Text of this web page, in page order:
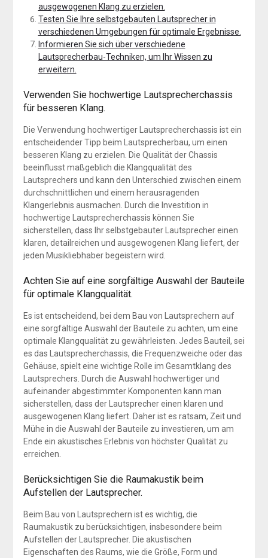
ausgewogenen Klang zu erzielen.
Testen Sie Ihre selbstgebauten Lautsprecher in
verschiedenen Umgebungen für optimale Ergebnisse.
Informieren Sie sich über verschiedene
Lautsprecherbau-Techniken, um Ihr Wissen zu
erweitern.
Verwenden Sie hochwertige Lautsprecherchassis
für besseren Klang.
Die Verwendung hochwertiger Lautsprecherchassis ist ein
entscheidender Tipp beim Lautsprecherbau, um einen
besseren Klang zu erzielen. Die Qualität der Chassis
beeinflusst maßgeblich die Klangqualität des
Lautsprechers und kann den Unterschied zwischen einem
durchschnittlichen und einem herausragenden
Klangerlebnis ausmachen. Durch die Investition in
hochwertige Lautsprecherchassis können Sie
sicherstellen, dass Ihr selbstgebauter Lautsprecher einen
klaren, detailreichen und ausgewogenen Klang liefert, der
jeden Musikliebhaber begeistern wird.
Achten Sie auf eine sorgfältige Auswahl der Bauteile
für optimale Klangqualität.
Es ist entscheidend, bei dem Bau von Lautsprechern auf
eine sorgfältige Auswahl der Bauteile zu achten, um eine
optimale Klangqualität zu gewährleisten. Jedes Bauteil, sei
es das Lautsprecherchassis, die Frequenzweiche oder das
Gehäuse, spielt eine wichtige Rolle im Gesamtklang des
Lautsprechers. Durch die Auswahl hochwertiger und
aufeinander abgestimmter Komponenten kann man
sicherstellen, dass der Lautsprecher einen klaren und
ausgewogenen Klang liefert. Daher ist es ratsam, Zeit und
Mühe in die Auswahl der Bauteile zu investieren, um am
Ende ein akustisches Erlebnis von höchster Qualität zu
erreichen.
Berücksichtigen Sie die Raumakustik beim
Aufstellen der Lautsprecher.
Beim Bau von Lautsprechern ist es wichtig, die
Raumakustik zu berücksichtigen, insbesondere beim
Aufstellen der Lautsprecher. Die akustischen
Eigenschaften des Raums, wie die Größe, Form und